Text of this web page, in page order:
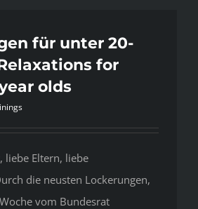
für unter 20-
for
olds
liebe Eltern, liebe
die neusten Lockerungen,
vom Bundesrat